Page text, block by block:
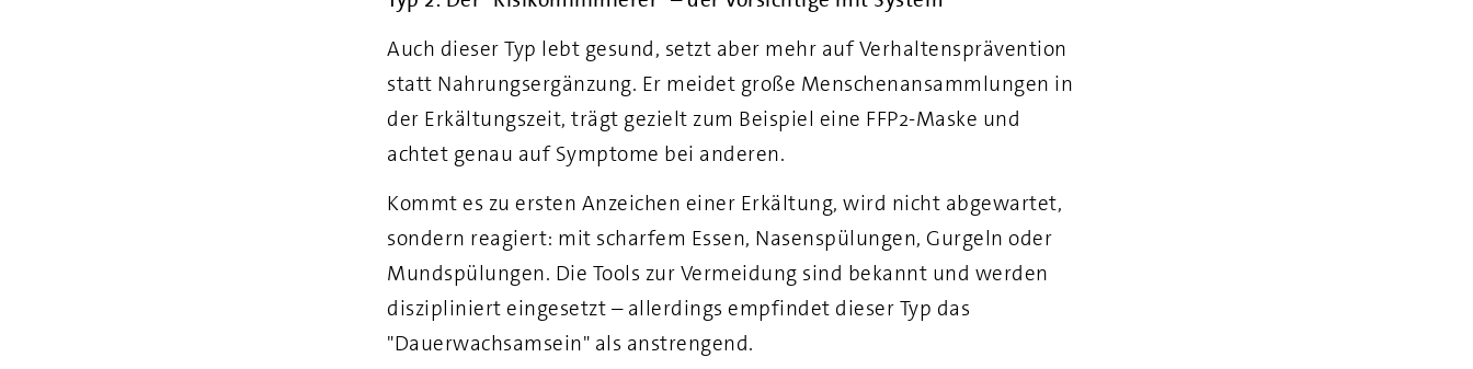
Auch dieser Typ lebt gesund, setzt aber mehr auf Verhaltensprävention
statt Nahrungsergänzung. Er meidet große Menschenansammlungen in
der Erkältungszeit, trägt gezielt zum Beispiel eine FFP2-Maske und
achtet genau auf Symptome bei anderen.
Kommt es zu ersten Anzeichen einer Erkältung, wird nicht abgewartet,
sondern reagiert: mit scharfem Essen, Nasenspülungen, Gurgeln oder
Mundspülungen. Die Tools zur Vermeidung sind bekannt und werden
diszipliniert eingesetzt – allerdings empfindet dieser Typ das
"Dauerwachsamsein" als anstrengend.